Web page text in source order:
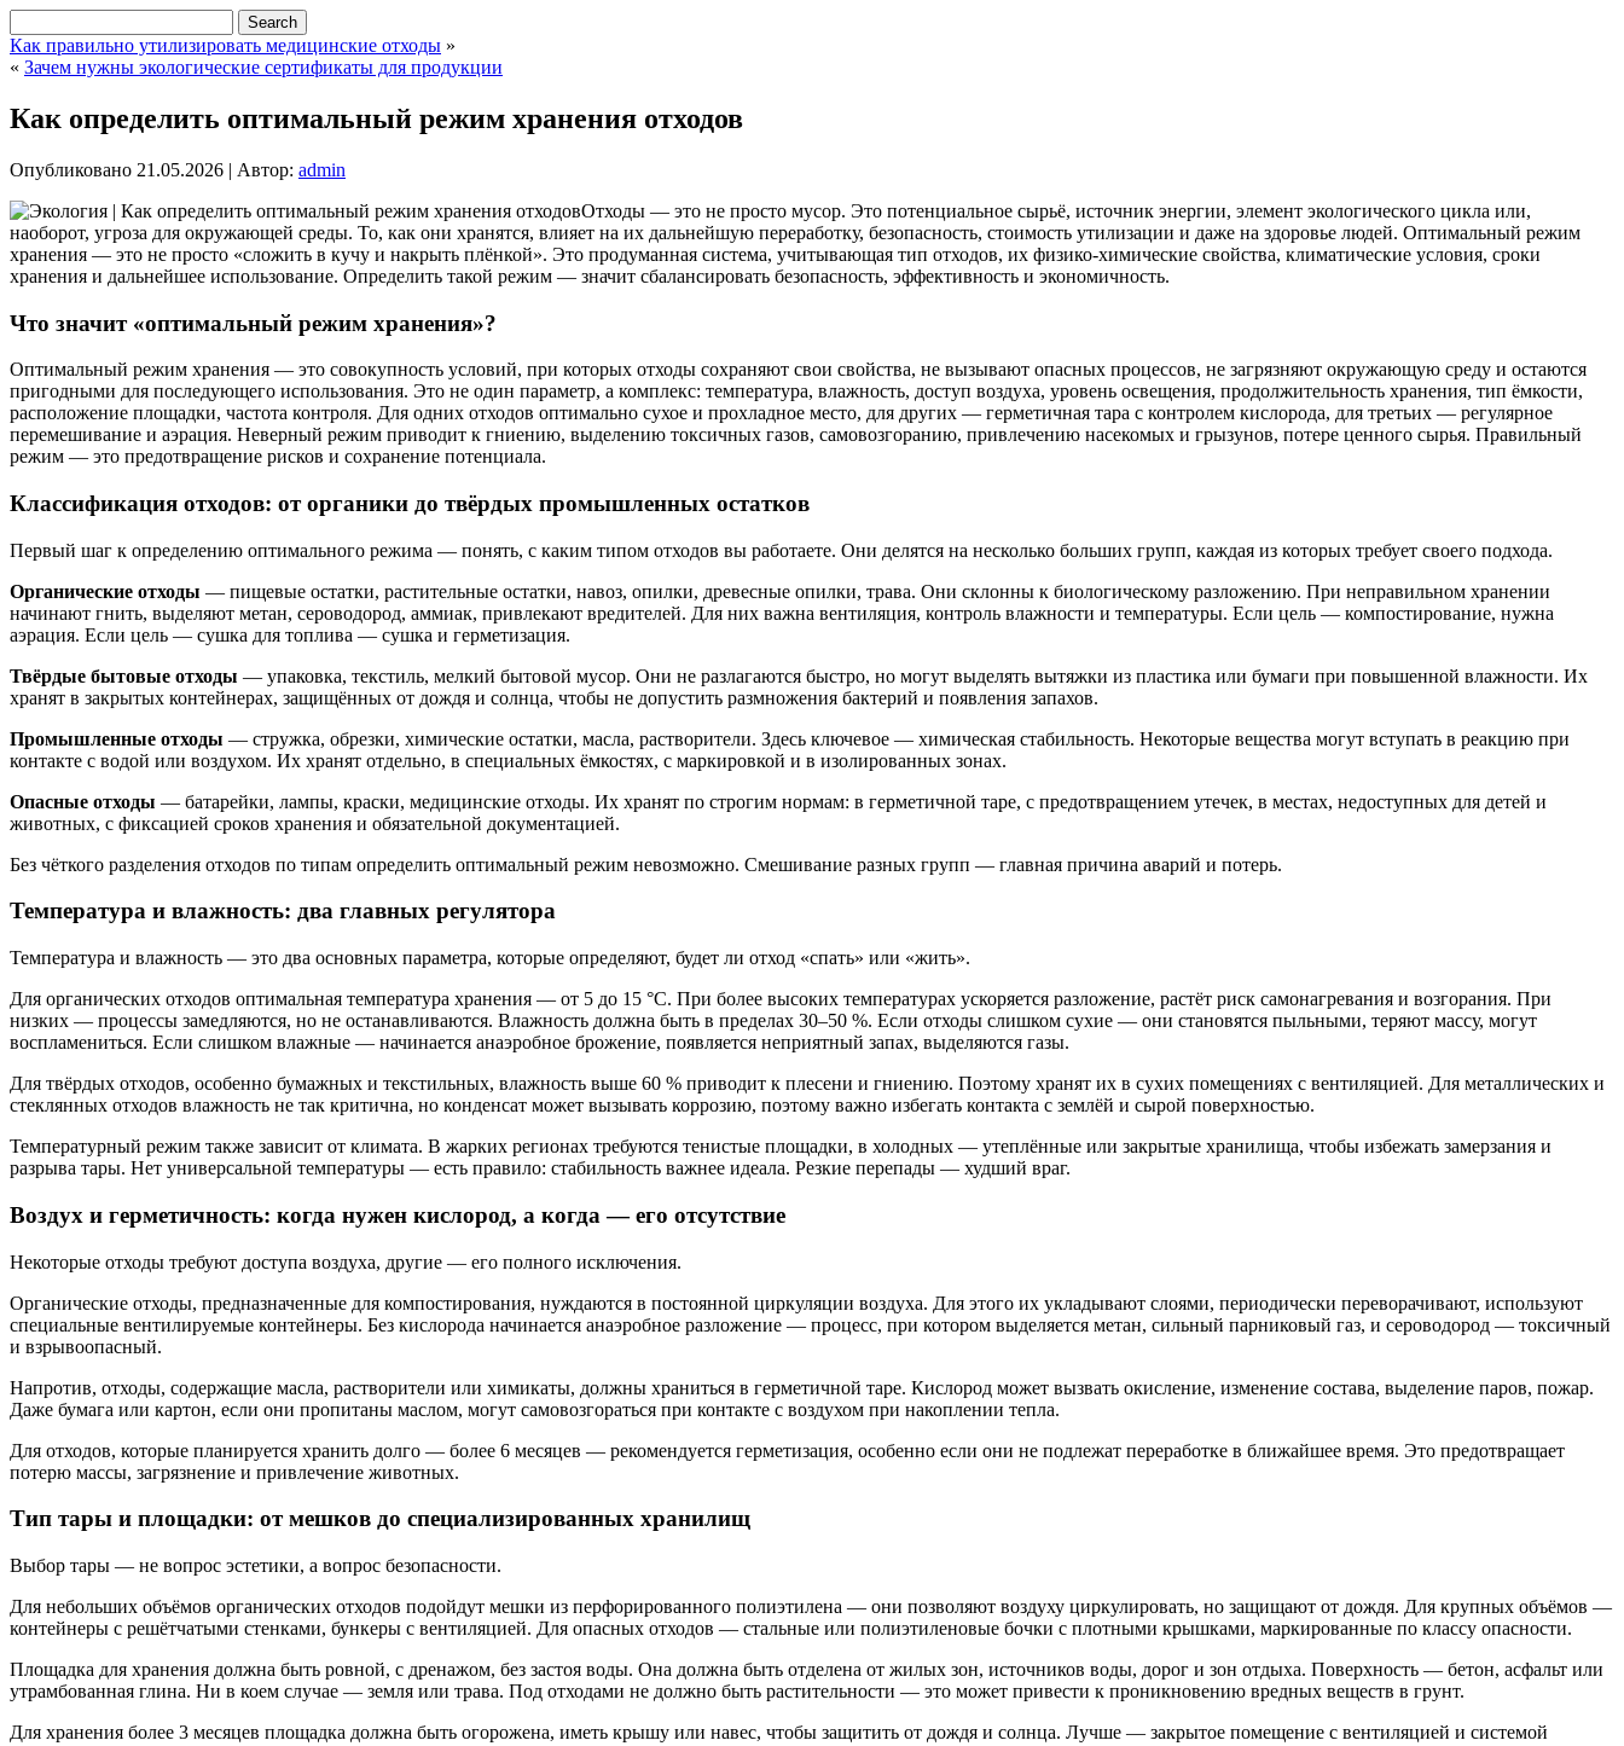
Как правильно утилизировать медицинские отходы »
« Зачем нужны экологические сертификаты для продукции
Как определить оптимальный режим хранения отходов
Опубликовано 21.05.2026 | Автор: admin
Отходы — это не просто мусор. Это потенциальное сырьё, источник энергии, элемент экологического цикла или,
наоборот, угроза для окружающей среды. То, как они хранятся, влияет на их дальнейшую переработку, безопасность, стоимость утилизации и даже на здоровье людей. Оптимальный режим
хранения — это не просто «сложить в кучу и накрыть плёнкой». Это продуманная система, учитывающая тип отходов, их физико-химические свойства, климатические условия, сроки
хранения и дальнейшее использование. Определить такой режим — значит сбалансировать безопасность, эффективность и экономичность.
Что значит «оптимальный режим хранения»?
Оптимальный режим хранения — это совокупность условий, при которых отходы сохраняют свои свойства, не вызывают опасных процессов, не загрязняют окружающую среду и остаются
пригодными для последующего использования. Это не один параметр, а комплекс: температура, влажность, доступ воздуха, уровень освещения, продолжительность хранения, тип ёмкости,
расположение площадки, частота контроля. Для одних отходов оптимально сухое и прохладное место, для других — герметичная тара с контролем кислорода, для третьих — регулярное
перемешивание и аэрация. Неверный режим приводит к гниению, выделению токсичных газов, самовозгоранию, привлечению насекомых и грызунов, потере ценного сырья. Правильный
режим — это предотвращение рисков и сохранение потенциала.
Классификация отходов: от органики до твёрдых промышленных остатков
Первый шаг к определению оптимального режима — понять, с каким типом отходов вы работаете. Они делятся на несколько больших групп, каждая из которых требует своего подхода.
Органические отходы — пищевые остатки, растительные остатки, навоз, опилки, древесные опилки, трава. Они склонны к биологическому разложению. При неправильном хранении
начинают гнить, выделяют метан, сероводород, аммиак, привлекают вредителей. Для них важна вентиляция, контроль влажности и температуры. Если цель — компостирование, нужна
аэрация. Если цель — сушка для топлива — сушка и герметизация.
Твёрдые бытовые отходы — упаковка, текстиль, мелкий бытовой мусор. Они не разлагаются быстро, но могут выделять вытяжки из пластика или бумаги при повышенной влажности. Их
хранят в закрытых контейнерах, защищённых от дождя и солнца, чтобы не допустить размножения бактерий и появления запахов.
Промышленные отходы — стружка, обрезки, химические остатки, масла, растворители. Здесь ключевое — химическая стабильность. Некоторые вещества могут вступать в реакцию при
контакте с водой или воздухом. Их хранят отдельно, в специальных ёмкостях, с маркировкой и в изолированных зонах.
Опасные отходы — батарейки, лампы, краски, медицинские отходы. Их хранят по строгим нормам: в герметичной таре, с предотвращением утечек, в местах, недоступных для детей и
животных, с фиксацией сроков хранения и обязательной документацией.
Без чёткого разделения отходов по типам определить оптимальный режим невозможно. Смешивание разных групп — главная причина аварий и потерь.
Температура и влажность: два главных регулятора
Температура и влажность — это два основных параметра, которые определяют, будет ли отход «спать» или «жить».
Для органических отходов оптимальная температура хранения — от 5 до 15 °C. При более высоких температурах ускоряется разложение, растёт риск самонагревания и возгорания. При
низких — процессы замедляются, но не останавливаются. Влажность должна быть в пределах 30–50 %. Если отходы слишком сухие — они становятся пыльными, теряют массу, могут
воспламениться. Если слишком влажные — начинается анаэробное брожение, появляется неприятный запах, выделяются газы.
Для твёрдых отходов, особенно бумажных и текстильных, влажность выше 60 % приводит к плесени и гниению. Поэтому хранят их в сухих помещениях с вентиляцией. Для металлических и
стеклянных отходов влажность не так критична, но конденсат может вызывать коррозию, поэтому важно избегать контакта с землёй и сырой поверхностью.
Температурный режим также зависит от климата. В жарких регионах требуются тенистые площадки, в холодных — утеплённые или закрытые хранилища, чтобы избежать замерзания и
разрыва тары. Нет универсальной температуры — есть правило: стабильность важнее идеала. Резкие перепады — худший враг.
Воздух и герметичность: когда нужен кислород, а когда — его отсутствие
Некоторые отходы требуют доступа воздуха, другие — его полного исключения.
Органические отходы, предназначенные для компостирования, нуждаются в постоянной циркуляции воздуха. Для этого их укладывают слоями, периодически переворачивают, используют
специальные вентилируемые контейнеры. Без кислорода начинается анаэробное разложение — процесс, при котором выделяется метан, сильный парниковый газ, и сероводород — токсичный
и взрывоопасный.
Напротив, отходы, содержащие масла, растворители или химикаты, должны храниться в герметичной таре. Кислород может вызвать окисление, изменение состава, выделение паров, пожар.
Даже бумага или картон, если они пропитаны маслом, могут самовозгораться при контакте с воздухом при накоплении тепла.
Для отходов, которые планируется хранить долго — более 6 месяцев — рекомендуется герметизация, особенно если они не подлежат переработке в ближайшее время. Это предотвращает
потерю массы, загрязнение и привлечение животных.
Тип тары и площадки: от мешков до специализированных хранилищ
Выбор тары — не вопрос эстетики, а вопрос безопасности.
Для небольших объёмов органических отходов подойдут мешки из перфорированного полиэтилена — они позволяют воздуху циркулировать, но защищают от дождя. Для крупных объёмов —
контейнеры с решётчатыми стенками, бункеры с вентиляцией. Для опасных отходов — стальные или полиэтиленовые бочки с плотными крышками, маркированные по классу опасности.
Площадка для хранения должна быть ровной, с дренажом, без застоя воды. Она должна быть отделена от жилых зон, источников воды, дорог и зон отдыха. Поверхность — бетон, асфальт или
утрамбованная глина. Ни в коем случае — земля или трава. Под отходами не должно быть растительности — это может привести к проникновению вредных веществ в грунт.
Для хранения более 3 месяцев площадка должна быть огорожена, иметь крышу или навес, чтобы защитить от дождя и солнца. Лучше — закрытое помещение с вентиляцией и системой